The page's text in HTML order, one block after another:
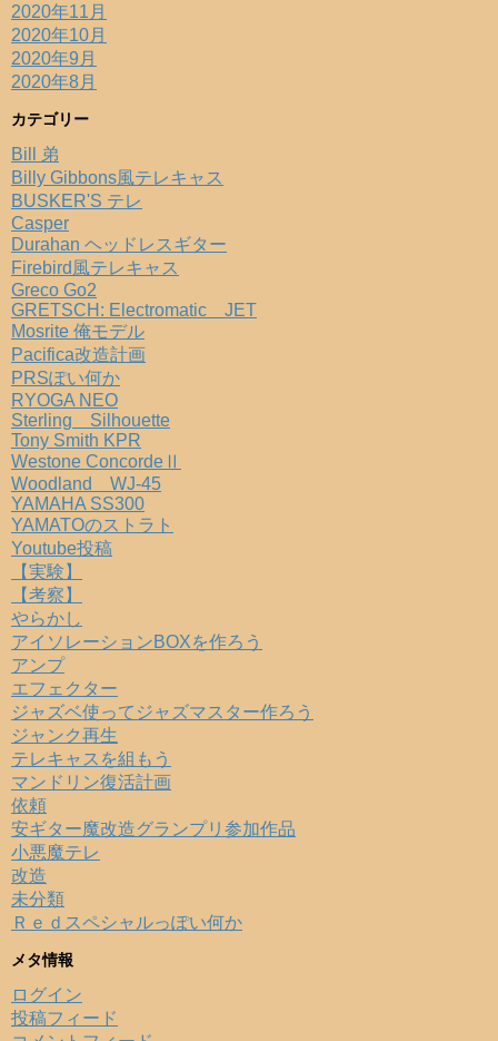
2020年11月
2020年10月
2020年9月
2020年8月
カテゴリー
Bill 弟
Billy Gibbons風テレキャス
BUSKER'S テレ
Casper
Durahan ヘッドレスギター
Firebird風テレキャス
Greco Go2
GRETSCH: Electromatic JET
Mosrite 俺モデル
Pacifica改造計画
PRSぽい何か
RYOGA NEO
Sterling Silhouette
Tony Smith KPR
Westone ConcordeⅡ
Woodland WJ-45
YAMAHA SS300
YAMATOのストラト
Youtube投稿
【実験】
【考察】
やらかし
アイソレーションBOXを作ろう
アンプ
エフェクター
ジャズベ使ってジャズマスター作ろう
ジャンク再生
テレキャスを組もう
マンドリン復活計画
依頼
安ギター魔改造グランプリ参加作品
小悪魔テレ
改造
未分類
Ｒｅｄスペシャルっぽい何か
メタ情報
ログイン
投稿フィード